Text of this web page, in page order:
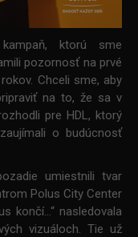
ktorú sme
pozornosť na prvé
Chceli sme, aby
na to, že sa v
pre HDL, ktorý
o budúcnosť
umiestnili tvar
Polus City Center
končí...“ nasledovala
vizuáloch. Tie už